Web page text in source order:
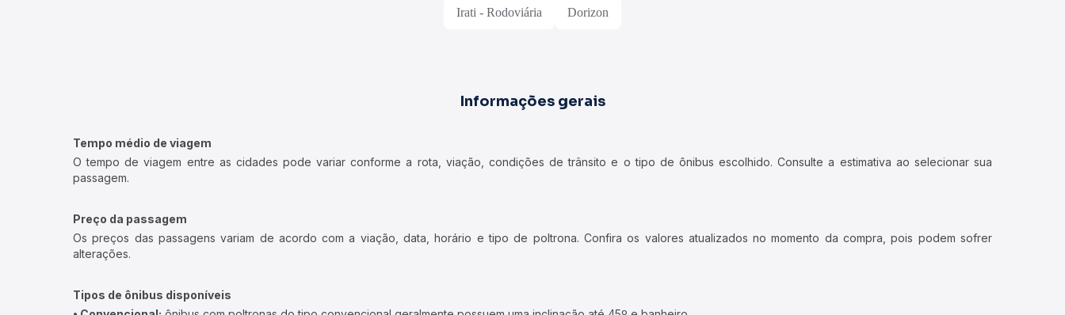
Irati - Rodoviária Dorizon
Informações gerais
Tempo médio de viagem
O tempo de viagem entre as cidades pode variar conforme a rota, viação, condições de trânsito e o tipo de ônibus escolhido. Consulte a estimativa ao selecionar sua
passagem.
Preço da passagem
Os preços das passagens variam de acordo com a viação, data, horário e tipo de poltrona. Confira os valores atualizados no momento da compra, pois podem sofrer
alterações.
Tipos de ônibus disponíveis